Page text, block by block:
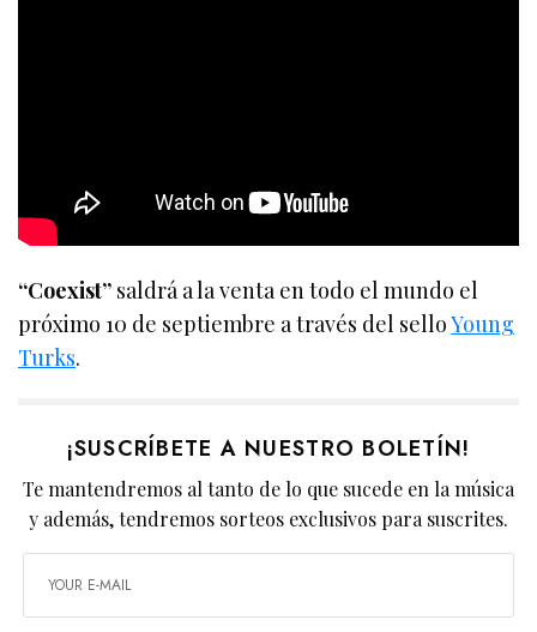
“Coexist” saldrá a la venta en todo el mundo el
próximo 10 de septiembre a través del selloYoung
Turks.
¡SUSCRÍBETE A NUESTRO BOLETÍN!
Te mantendremos al tanto de lo que sucede en la música
y además, tendremos sorteos exclusivos para suscrites.